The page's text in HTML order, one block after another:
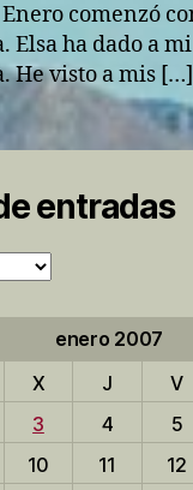
comenzó
Elsa ha dado a
He visto a mis […]
entradas
enero 2007
X J V
3 4 5
10 11 12